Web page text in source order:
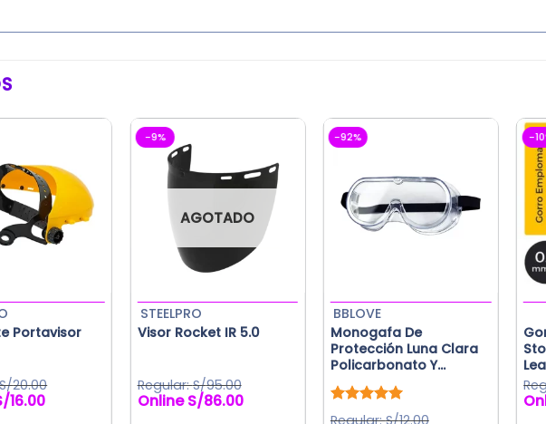
Portavisor
S/20.00
16.00El
-9%
AGOTADO
Visor Rocket IR 5.0
STEELPRO
S/95.00
El
S/86.00El
-92%
Monogafa De
Protección Luna Clara
Policarbonato Y
Silicona 31G
Valorado
BBLOVE
S/12.00
-
El